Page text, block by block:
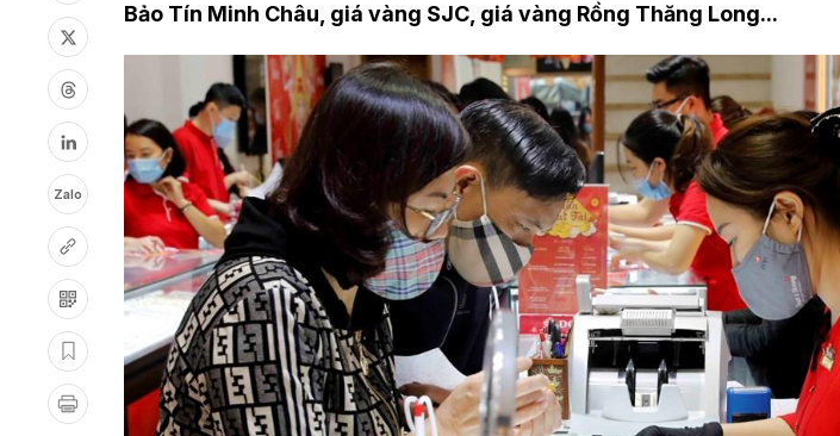
Zalo
Bảo Tín Minh Châu, giá vàng SJC, giá vàng Rồng Thăng Long...